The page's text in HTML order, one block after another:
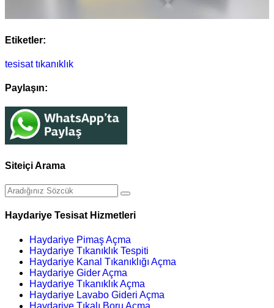
Etiketler:
tesisat tıkanıklık
Paylaşın:
Siteiçi Arama
Haydariye Tesisat Hizmetleri
Haydariye Pimaş Açma
Haydariye Tıkanıklık Tespiti
Haydariye Kanal Tıkanıklığı Açma
Haydariye Gider Açma
Haydariye Tıkanıklık Açma
Haydariye Lavabo Gideri Açma
Haydariye Tıkalı Boru Açma